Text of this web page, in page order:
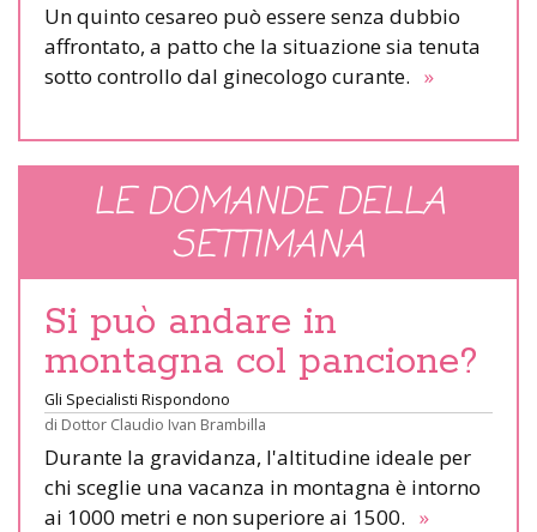
Un quinto cesareo può essere senza dubbio
affrontato, a patto che la situazione sia tenuta
sotto controllo dal ginecologo curante. »
LE DOMANDE DELLA
SETTIMANA
Si può andare in
montagna col pancione?
Gli Specialisti Rispondono
di Dottor Claudio Ivan Brambilla
Durante la gravidanza, l'altitudine ideale per
chi sceglie una vacanza in montagna è intorno
ai 1000 metri e non superiore ai 1500. »